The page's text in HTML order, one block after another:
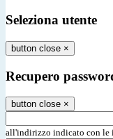
Seleziona utente
button close ×
Recupero
button close ×
all'indirizzo indicato con le